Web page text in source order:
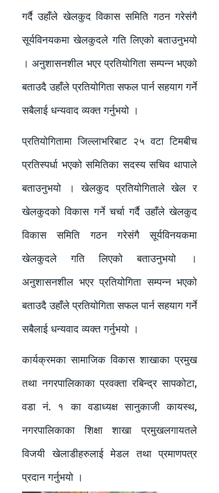
गर्दै उहाँले खेलकुद विकास समिति गठन गरेसंगै
सूर्यविनयकमा खेलकुदले गति लिएको बताउनुभयो
। अनुशासनशील भएर प्रतियोगिता सम्पन्न भएको
बताउदै उहाँले प्रतियोगिता सफल पार्न सहयाग गर्ने
सबैलाई धन्यवाद व्यक्त गर्नुभयो ।
प्रतियोगितामा जिल्लाभरिबाट २५ वटा टिमबीच
प्रतिस्पर्धा भएको समितिका सदस्य सचिव थापाले
बताउनुभयो । खेलकुद प्रतियोगिताले खेल र
खेलकुदको विकास गर्ने चर्चा गर्दै उहाँले खेलकुद
विकास समिति गठन गरेसंगै सूर्यविनयकमा
खेलकुदले गति लिएको बताउनुभयो ।
अनुशासनशील भएर प्रतियोगिता सम्पन्न भएको
बताउदै उहाँले प्रतियोगिता सफल पार्न सहयाग गर्ने
सबैलाई धन्यवाद व्यक्त गर्नुभयो ।
कार्यक्रमका सामाजिक विकास शाखाका प्रमुख
तथा नगरपालिकाका प्रवक्ता रबिन्द्र सापकोटा,
वडा नं. १ का वडाध्यक्ष सानुकाजी कायस्थ,
नगरपालिकाका शिक्षा शाखा प्रमुखलगायतले
विजयी खेलाडीहरुलाई मेडल तथा प्रमाणपत्र
प्रदान गर्नुभयो ।